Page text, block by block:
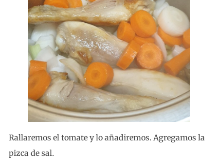
Rallaremos el tomate y lo añadiremos. Agregamos la
pizca de sal.